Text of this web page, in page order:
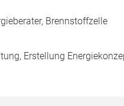
Brennstoffzelle
Erstellung